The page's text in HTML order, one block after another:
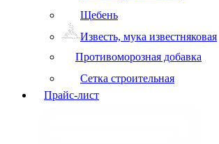
Щебень
Известь, мука известняковая
Противоморозная добавка
Сетка строительная
Прайс-лист